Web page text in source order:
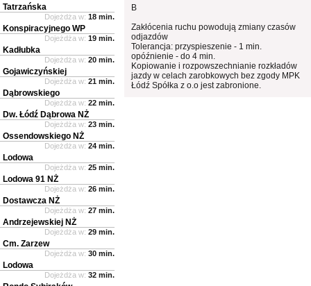
B
Zakłócenia ruchu powodują zmiany czasów
odjazdów
Tolerancja: przyspieszenie - 1 min.
opóźnienie - do 4 min.
Kopiowanie i rozpowszechnianie rozkładów
jazdy w celach zarobkowych bez zgody MPK
Łódź Spółka z o.o jest zabronione.
Tatrzańska
Dojeżdża w: 18 min.
Konspiracyjnego WP
Dojeżdża w: 19 min.
Kadłubka
Dojeżdża w: 20 min.
Gojawiczyńskiej
Dojeżdża w: 21 min.
Dąbrowskiego
Dojeżdża w: 22 min.
Dw. Łódź Dąbrowa NŻ
Dojeżdża w: 23 min.
Ossendowskiego NŻ
Dojeżdża w: 24 min.
Lodowa
Dojeżdża w: 25 min.
Lodowa 91 NŻ
Dojeżdża w: 26 min.
Dostawcza NŻ
Dojeżdża w: 27 min.
Andrzejewskiej NŻ
Dojeżdża w: 29 min.
Cm. Zarzew
Dojeżdża w: 30 min.
Lodowa
Dojeżdża w: 32 min.